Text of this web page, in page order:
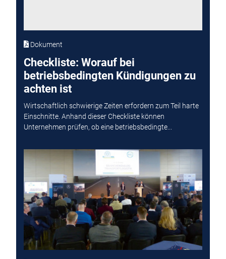
Dokument
Checkliste: Worauf bei
betriebsbedingten Kündigungen zu
achten ist
Wirtschaftlich schwierige Zeiten erfordern zum Teil harte
Einschnitte. Anhand dieser Checkliste können
Unternehmen prüfen, ob eine betriebsbedingte...